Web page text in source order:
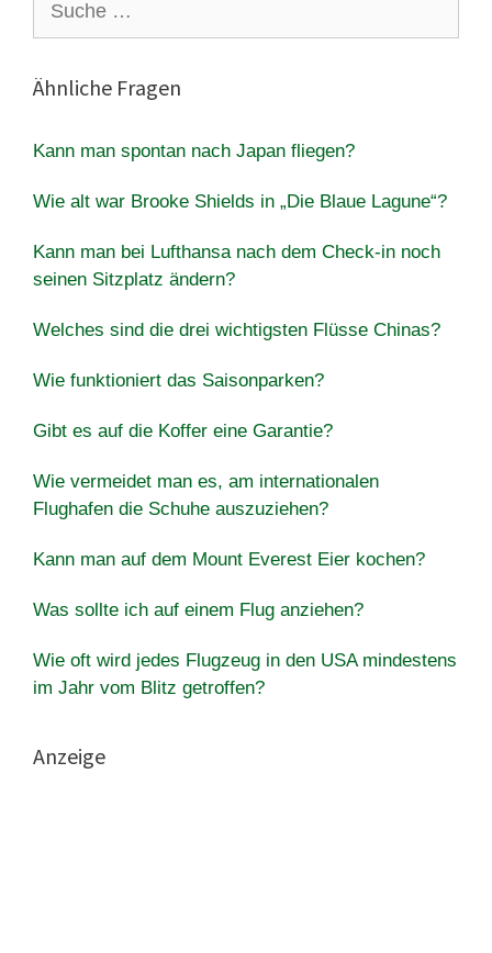
nach:
Ähnliche Fragen
Kann man spontan nach Japan fliegen?
Wie alt war Brooke Shields in „Die Blaue Lagune“?
Kann man bei Lufthansa nach dem Check-in noch
seinen Sitzplatz ändern?
Welches sind die drei wichtigsten Flüsse Chinas?
Wie funktioniert das Saisonparken?
Gibt es auf die Koffer eine Garantie?
Wie vermeidet man es, am internationalen
Flughafen die Schuhe auszuziehen?
Kann man auf dem Mount Everest Eier kochen?
Was sollte ich auf einem Flug anziehen?
Wie oft wird jedes Flugzeug in den USA mindestens
im Jahr vom Blitz getroffen?
Anzeige